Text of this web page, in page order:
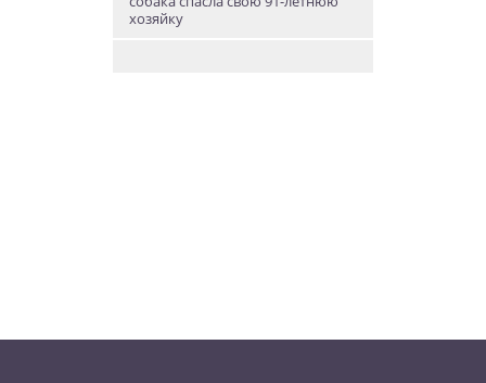
хозяйку
бонусов